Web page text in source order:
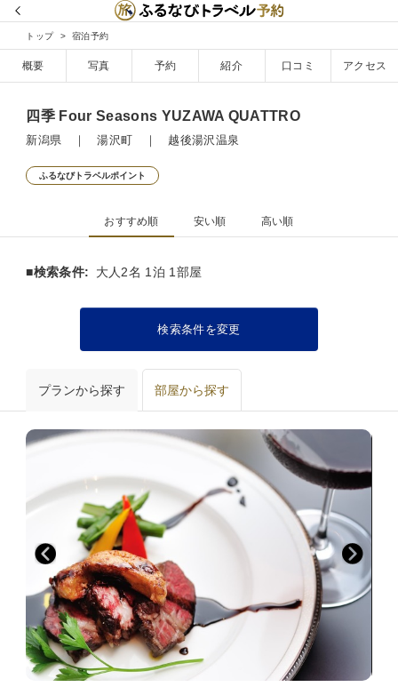
トップ 宿泊予約
概要 写真 予約 紹介 口コミ アクセス
四季 Four Seasons YUZAWA QUATTRO
新潟県 ｜ 湯沢町 ｜ 越後湯沢温泉
ふるなびトラベルポイント
おすすめ順 安い順 高い順
■検索条件: 大人2名 1泊 1部屋
検索条件を変更
プランから探す 部屋から探す